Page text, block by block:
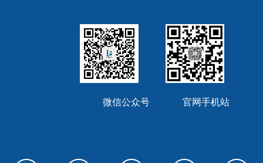
微信公众号 官网手机站